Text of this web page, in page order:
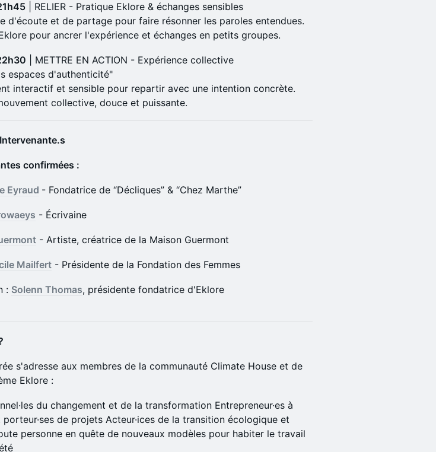
| RELIER - Pratique Eklore & échanges sensibles
d'écoute et de partage pour faire résonner les paroles entendues.
pour ancrer l'expérience et échanges en petits groupes.
| METTRE EN ACTION - Expérience collective
espaces d'authenticité"
interactif et sensible pour repartir avec une intention concrète.
collective, douce et puissante.
confirmées :
Eyraud - Fondatrice de “Décliques” & “Chez Marthe”
- Écrivaine
- Artiste, créatrice de la Maison Guermont
Mailfert - Présidente de la Fondation des Femmes
: Solenn Thomas, présidente fondatrice d'Eklore
s'adresse aux membres de la communauté Climate House et de
Eklore :
du changement et de la transformation Entrepreneur·es à
de projets Acteur·ices de la transition écologique et
personne en quête de nouveaux modèles pour habiter le travail